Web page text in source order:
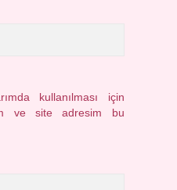
kullanılması için
ve site adresim bu